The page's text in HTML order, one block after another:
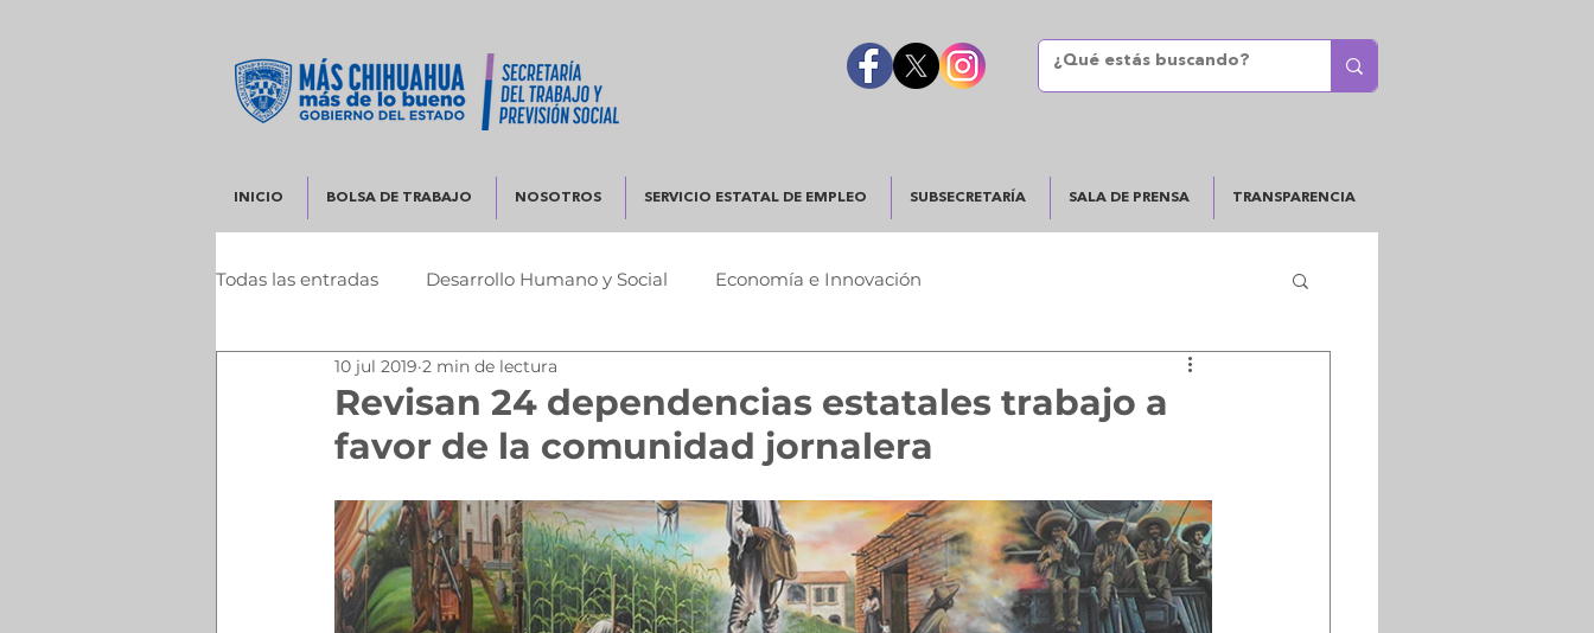
INICIO BOLSA DE TRABAJO NOSOTROS SERVICIO ESTATAL DE EMPLEO SUBSECRETARÍA SALA DE PRENSA TRANSPARENCIA
Todas las entradas Desarrollo Humano y Social Economía e Innovación
Infraestructura y Desarrollo Urbano
Revisan 24 dependencias estatales trabajo a
favor de la comunidad jornalera
10 jul 2019 2 min de lectura